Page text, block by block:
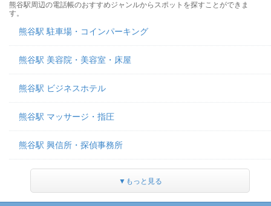
熊谷駅周辺の電話帳のおすすめジャンルからスポットを探すことができま
す。
熊谷駅 駐車場・コインパーキング
熊谷駅 美容院・美容室・床屋
熊谷駅 ビジネスホテル
熊谷駅 マッサージ・指圧
熊谷駅 興信所・探偵事務所
▼もっと見る